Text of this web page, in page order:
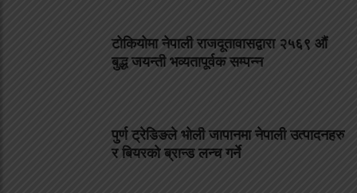
टोकियोमा नेपाली राजदूतावासद्वारा २५६९ औं
बुद्ध जयन्ती भव्यतापूर्वक सम्पन्न
पुर्ण ट्रेडिङले भोली जापानमा नेपाली उत्पादनहरु
र बियरको ब्रान्ड लन्च गर्ने